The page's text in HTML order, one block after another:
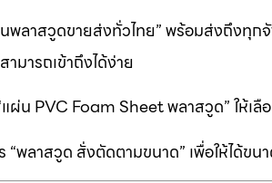
พลาสวูดขายส่งทั่วไทย” พร้อมส่งถึงทุ
ามารถเข้าถึงได้ง่าย
ผ่น PVC Foam Sheet พลาสวูด” ให้เ
“พลาสวูด สั่งตัดตามขนาด” เพื่อให้ได้ขน